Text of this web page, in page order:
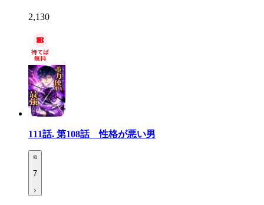
2,130
111話. 第108話 性格が悪い男
7